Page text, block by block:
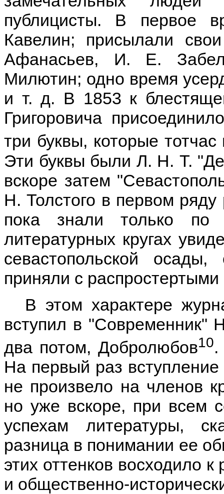
публицисты. В первое
Кавелин; присылали
Афанасьев, И. Е.
Милютин; одно время
и т. д. В 1853 к
Григоровича
три буквы, которые
Эти буквы были Л. Н. Т.
вскоре затем
Н. Толстого в первом
пока знали только
литературных кругах
севастопольской
приняли с
В этом характере
вступил в "Современник"
два потом, Добролюбов10.
На первый раз
не произвело на членов
но уже вскоре, при всем
успехам литературы,
разница в понимании ее
этих оттенков восходило
и общественно-